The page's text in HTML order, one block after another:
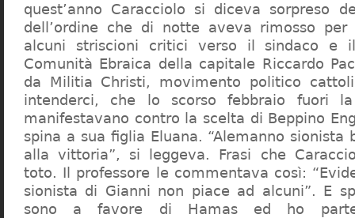
quest’anno Caracciolo si diceva sorpreso
dell’ordine che di notte aveva rimosso
alcuni striscioni critici verso il sindaco e
Comunità Ebraica della capitale Riccardo
da Militia Christi, movimento politico
intenderci, che lo scorso febbraio fuori
manifestavano contro la scelta di Beppino
spina a sua figlia Eluana. “Alemanno sionista
alla vittoria”, si leggeva. Frasi che
toto. Il professore le commentava così:
sionista di Gianni non piace ad alcuni”. E
sono a favore di Hamas ed ho